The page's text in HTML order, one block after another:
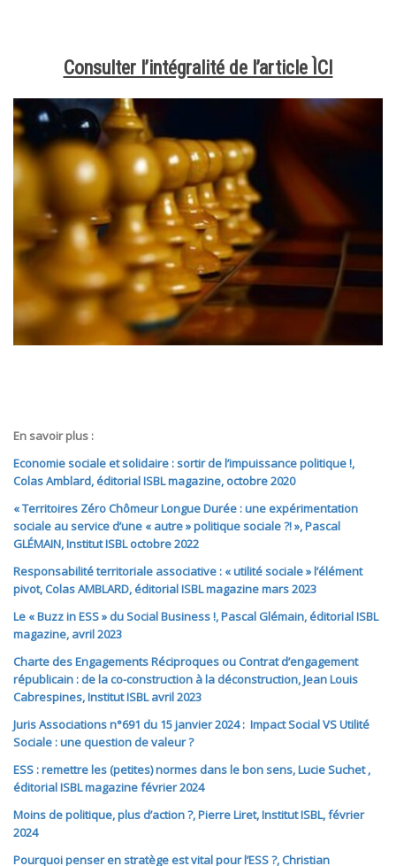
Consulter l’intégralité de l’article ÌCI
En savoir plus :
Economie sociale et solidaire : sortir de l’impuissance politique !,
Colas Amblard, éditorial ISBL magazine, octobre 2020
« Territoires Zéro Chômeur Longue Durée : une expérimentation
sociale au service d’une « autre » politique sociale ?! », Pascal
GLÉMAIN, Institut ISBL octobre 2022
Responsabilité territoriale associative : « utilité sociale » l’élément
pivot, Colas AMBLARD, éditorial ISBL magazine mars 2023
Le « Buzz in ESS » du Social Business !, Pascal Glémain, éditorial ISBL
magazine, avril 2023
Charte des Engagements Réciproques ou Contrat d’engagement
républicain : de la co-construction à la déconstruction, Jean Louis
Cabrespines, Institut ISBL avril 2023
JurisAssociationsn°691 du 15 janvier 2024 : Impact Social VS Utilité
Sociale : une question de valeur ?
ESS : remettre les (petites) normes dans le bon sens, Lucie Suchet ,
éditorial ISBL magazine février 2024
Moins de politique, plus d’action ?, Pierre Liret, Institut ISBL, février
2024
Pourquoi penser en stratège est vital pour l’ESS ?, Christian